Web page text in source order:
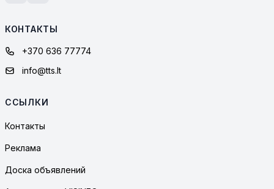
КОНТАКТЫ
+370 636 77774
info@tts.lt
ССЫЛКИ
Контакты
Реклама
Доска объявлений